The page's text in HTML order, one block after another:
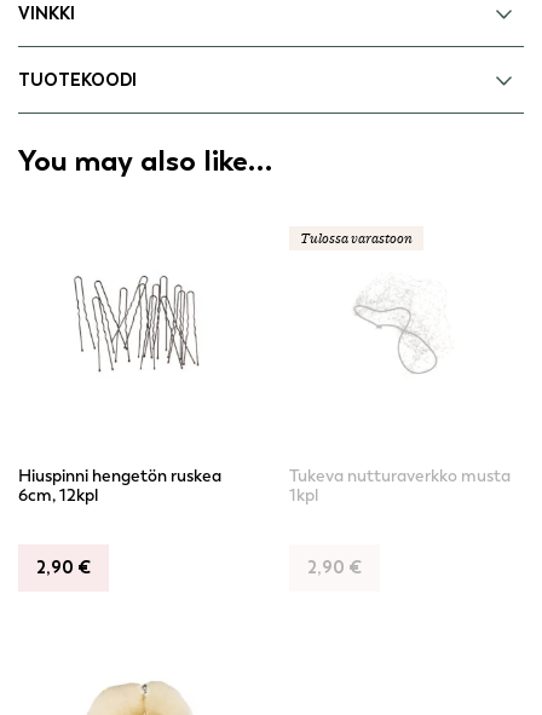
VINKKI
TUOTEKOODI
You may also like…
Hiuspinni hengetön ruskea
6cm, 12kpl
2,90 €
Tulossa varastoon
Tukeva nutturaverkko musta
1kpl
2,90 €